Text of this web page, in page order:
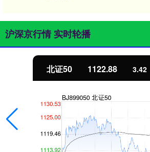
沪深京行情 实时轮播
北证50 1122.88 3.42